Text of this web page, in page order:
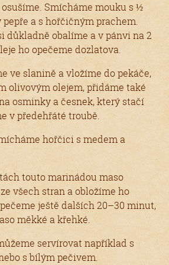
Smícháme mouku s ½
a s hořčičným prachem.
důkladně obalíme a v pánvi na 2
ho opečeme dozlatova.
ve slanině a vložíme do pekáče,
olivovým olejem, přidáme také
osminky a česnek, který stačí
v předehřáté troubě.
hořčici s medem a
touto marinádou maso
všech stran a obložíme ho
ještě dalších 20–30 minut,
měkké a křehké.
servírovat například s
s bílým pečivem.